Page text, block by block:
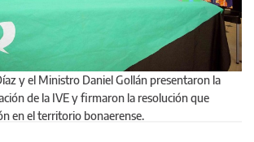
de la IVE y firmaron la resolución que
en el territorio bonaerense.